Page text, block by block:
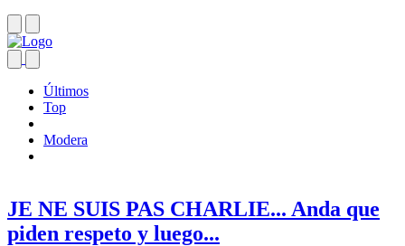
Últimos
Top
Modera
JE NE SUIS PAS CHARLIE... Anda que
piden respeto y luego...